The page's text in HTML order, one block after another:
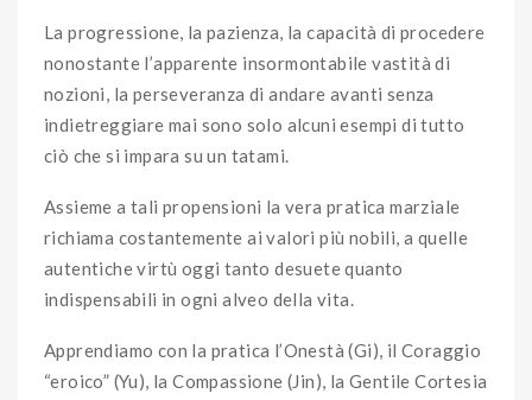
La progressione, la pazienza, la capacità di procedere
nonostante l’apparente insormontabile vastità di
nozioni, la perseveranza di andare avanti senza
indietreggiare mai sono solo alcuni esempi di tutto
ciò che si impara su un tatami.
Assieme a tali propensioni la vera pratica marziale
richiama costantemente ai valori più nobili, a quelle
autentiche virtù oggi tanto desuete quanto
indispensabili in ogni alveo della vita.
Apprendiamo con la pratica l’Onestà (Gi), il Coraggio
“eroico” (Yu), la Compassione (Jin), la Gentile Cortesia